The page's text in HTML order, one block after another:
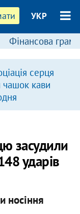
УКР
Фінансова
серця
чашок кави
засудили
ударів
носіння